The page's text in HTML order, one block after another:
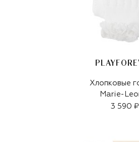
Хлопковые
Marie-
3 590 ₽